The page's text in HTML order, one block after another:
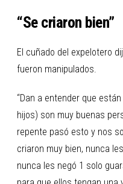
“Se criaron bien”
El cuñado del expelotero
fueron manipulados.
“Dan a entender que
hijos) son muy buenas
repente pasó esto y nos
criaron muy bien, nunca
nunca les negó 1 solo